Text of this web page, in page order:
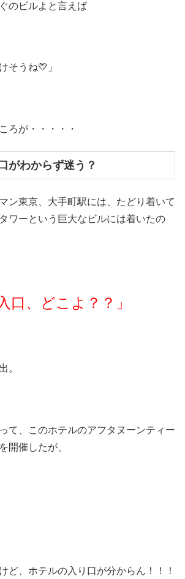
のビルよと言えば
そうね💛」
ろが・・・・・
がわからず迷う？
ン東京、大手町駅には、たどり着いて
ワーという巨大なビルには着いたの
口、どこよ？？」
。
て、このホテルのアフタヌーンティー
開催したが、
ど、ホテルの入り口が分からん！！！